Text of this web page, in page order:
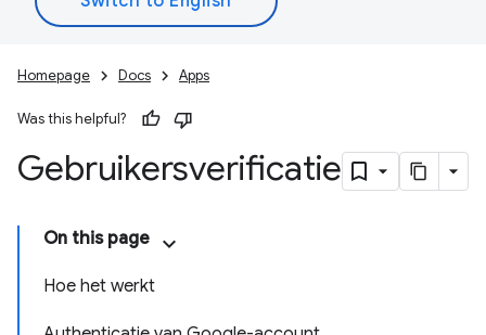
Homepage Docs Apps
Was this helpful?
Gebruikersverificatie
On this page
Hoe het werkt